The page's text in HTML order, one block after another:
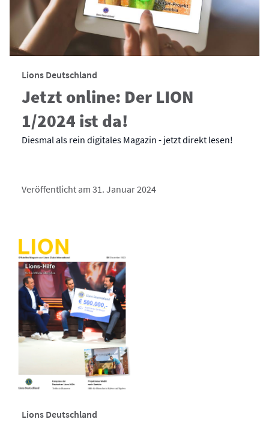
Lions Deutschland
Jetzt online: Der LION
1/2024 ist da!
Diesmal als rein digitales Magazin - jetzt direkt lesen!
Veröffentlicht am 31. Januar 2024
Lions Deutschland